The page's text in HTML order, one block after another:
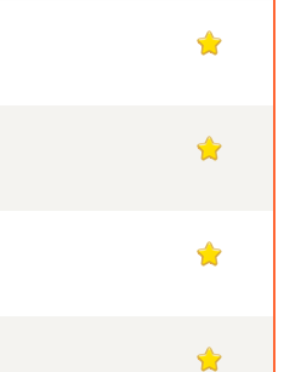
17
17
17
17